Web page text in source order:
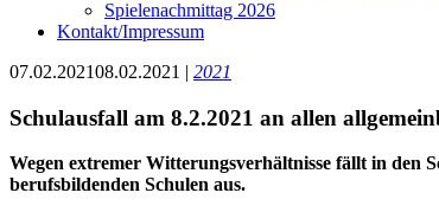
Spielenachmittag 2026
Kontakt/Impressum
07.02.202108.02.2021 | 2021
Schulausfall am 8.2.2021 an allen
Wegen extremer Witterungsverhältnisse fällt in den
berufsbildenden Schulen aus.